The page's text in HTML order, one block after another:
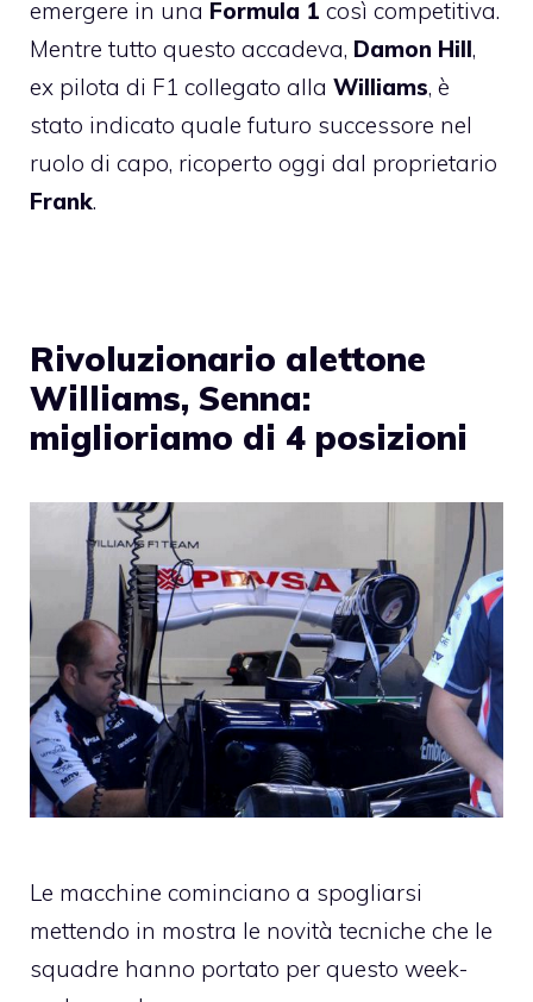
emergere in una Formula 1 così competitiva.
Mentre tutto questo accadeva, Damon Hill,
ex pilota di F1 collegato alla Williams, è
stato indicato quale futuro successore nel
ruolo di capo, ricoperto oggi dal proprietario
Frank.
Rivoluzionario alettone
Williams, Senna:
miglioriamo di 4 posizioni
Le macchine cominciano a spogliarsi
mettendo in mostra le novità tecniche che le
squadre hanno portato per questo week-